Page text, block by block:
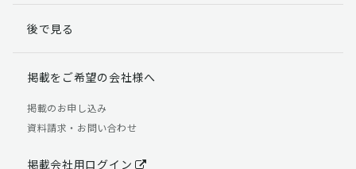
る権利があります。
「個人情報の取り扱いについて」
【お問合せ先】 個人情報問合せ窓口
TEL：03-5411-7891（平日9:00 ～ 18:00）
後で見る
掲載をご希望の会社様へ
掲載のお申し込み
資料請求・お問い合わせ
掲載会社用ログイン